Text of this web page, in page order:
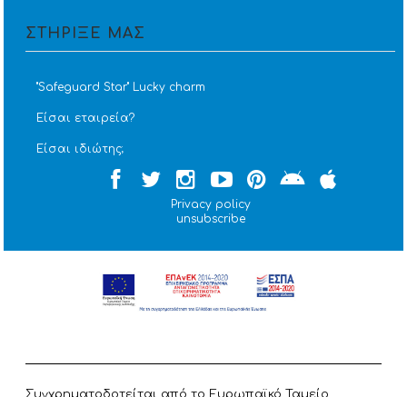
ΣΤΗΡΙΞΕ ΜΑΣ
''Safeguard Star'' Lucky charm
Είσαι εταιρεία?
Είσαι ιδιώτης;
Privacy policy
unsubscribe
Συγχρηματοδοτείται από το Ευρωπαϊκό Ταμείο